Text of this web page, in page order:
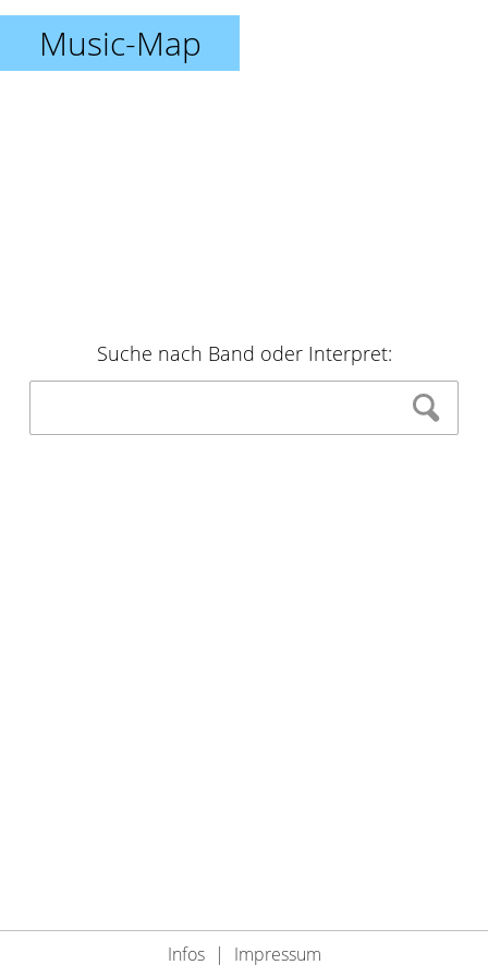
Music-Map
Suche nach Band oder Interpret:
Infos | Impressum